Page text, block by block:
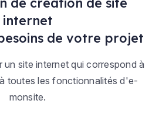
internet
de votre projet
site internet qui correspond à
toutes les fonctionnalités d'e-
monsite.